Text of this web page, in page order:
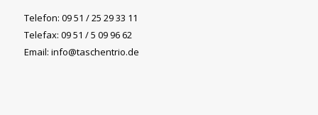
Telefon: 09 51 / 25 29 33 11
Telefax: 09 51 / 5 09 96 62
Email: info@taschentrio.de